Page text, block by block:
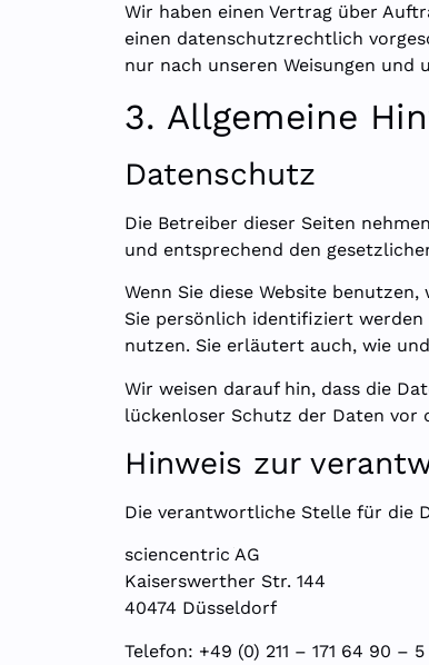
Wir haben einen Vertrag über
einen datenschutzrechtlich
nur nach unseren Weisungen und
3. Allgemeine
Datenschutz
Die Betreiber dieser Seiten
und entsprechend den
Wenn Sie diese Website
Sie persönlich identifiziert
nutzen. Sie erläutert auch, wie
Wir weisen darauf hin, dass die
lückenloser Schutz der Daten
Hinweis zur
Die verantwortliche Stelle für die
sciencentric AG
Kaiserswerther Str. 144
40474 Düsseldorf
Telefon: +49 (0) 211 – 171 64 90 – 5